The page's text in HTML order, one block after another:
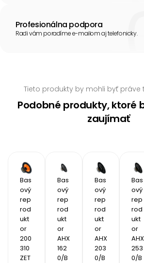
Profesionálna podpora
Radi vám poradíme e-mailom aj telefonicky.
Tieto produkty by mohli byť práve
Podobné produkty, ktoré
zaujímať
Bas
ový
rep
rod
ukt
or
200
310
ZET
Bas
ový
rep
rod
ukt
or
AHX
162
0/B
Bas
ový
rep
rod
ukt
or
AHX
203
0/B
Bas
ový
rep
rod
ukt
or
AHX
253
0/B